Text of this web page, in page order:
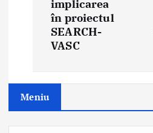
t
i
implicarea
în proiectul
SEARCH-
VASC
Meniu